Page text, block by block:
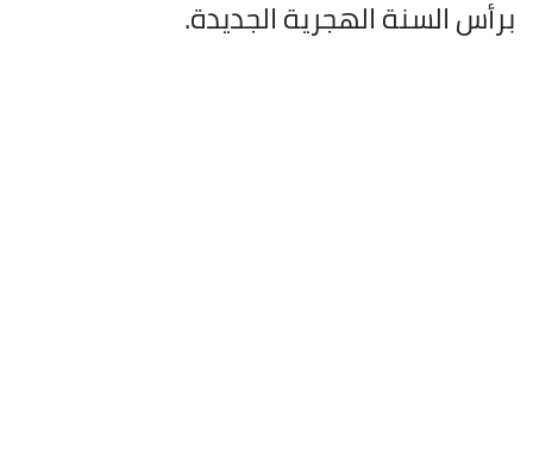
برأس السنة الهجرية الجديدة.